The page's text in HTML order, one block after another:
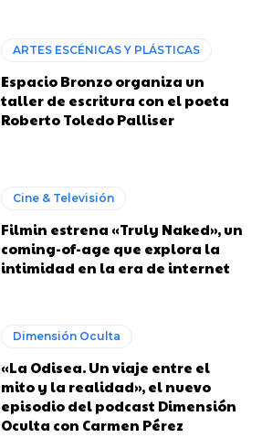
ARTES ESCÉNICAS Y PLÁSTICAS
Espacio Bronzo organiza un
taller de escritura con el poeta
Roberto Toledo Palliser
Cine & Televisión
Filmin estrena «Truly Naked», un
coming-of-age que explora la
intimidad en la era de internet
Dimensión Oculta
«La Odisea. Un viaje entre el
mito y la realidad», el nuevo
episodio del podcast Dimensión
Oculta con Carmen Pérez